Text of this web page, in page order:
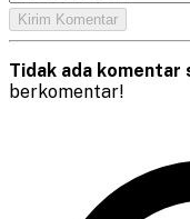
Kirim Komentar
Tidak ada komentar
berkomentar!